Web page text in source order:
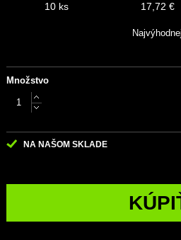
10 ks 17,72 €
Množstvo
NA NAŠOM SKLADE